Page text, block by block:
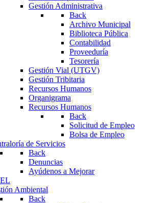
Gestión Administrativa
Back
Archivo Municipal
Biblioteca Pública
Contabilidad
Proveeduría
Tesorería
Gestión Vial (UTGV)
Gestión Tribitaria
Recursos Humanos
Organigrama
Recursos Humanos
Back
Solicitud de Empleo
Bolsa de Empleo
de Servicios
Back
Denuncias
Ayúdenos a Mejorar
Ambiental
Back